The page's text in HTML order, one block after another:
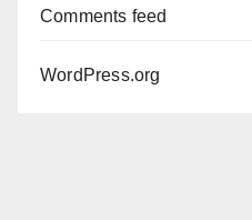
Comments feed
WordPress.org